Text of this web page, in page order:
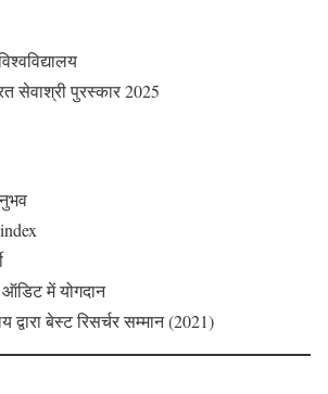
सेवाश्री पुरस्कार 2025
में योगदान
द्वारा बेस्ट रिसर्चर सम्मान (2021)